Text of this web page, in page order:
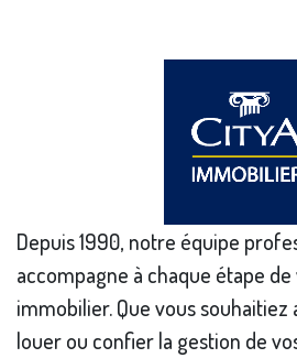
Depuis 1990, notre équipe
accompagne à chaque étape
immobilier. Que vous souhaitiez
louer ou confier la gestion de